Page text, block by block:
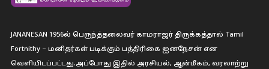
JANANESAN 1956ல் பெருந்த்தலைவர் காமராஜர் திருக்கத்தால் Tamil
Fortnithy – மனிதர்கள் படிக்கும் பத்திரிகை ஐனநேசன் என
வெளியிடப்பட்டது.அப்போது இதில் அரசியல், ஆன்மீகம், வரலாற்று